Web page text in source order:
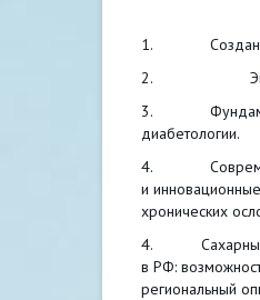
1. Создание и
2.
3.
диабетологии.
4. Современная
и
хронических
4. Сахарный
в РФ:
региональный